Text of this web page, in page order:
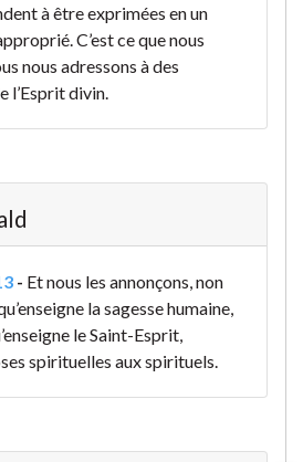
à être exprimées en un
C’est ce que nous
nous adressons à des
l’Esprit divin.
- Et nous les annonçons, non
la sagesse humaine,
le Saint-Esprit,
spirituelles aux spirituels.